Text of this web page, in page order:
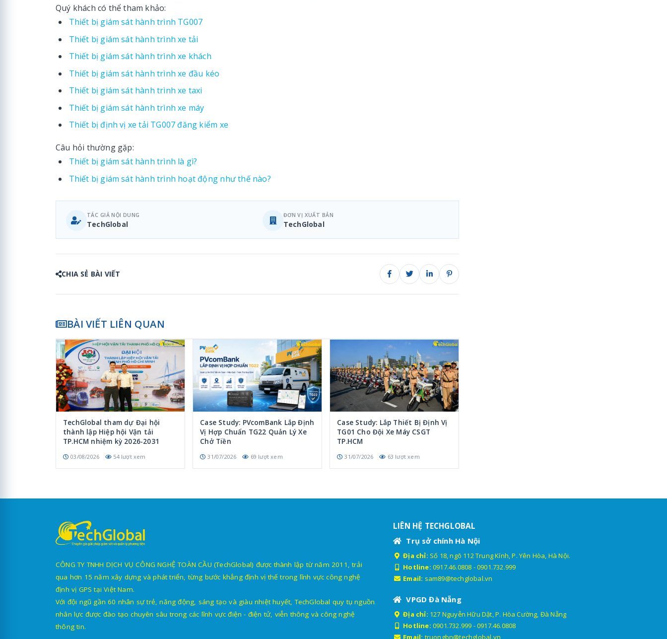
Quý khách có thể tham khảo:
Thiết bị giám sát hành trình TG007
Thiết bị giám sát hành trình xe tải
Thiết bị giám sát hành trình xe khách
Thiết bị giám sát hành trình xe đầu kéo
Thiết bị giám sát hành trình xe taxi
Thiết bị giám sát hành trình xe máy
Thiết bị định vị xe tải TG007 đăng kiểm xe
Câu hỏi thường gặp:
Thiết bị giám sát hành trình là gì?
Thiết bị giám sát hành trình hoạt động như thế nào?
TÁC GIẢ NỘI DUNG
TechGlobal
ĐƠN VỊ XUẤT BẢN
TechGlobal
CHIA SẺ BÀI VIẾT
BÀI VIẾT LIÊN QUAN
TechGlobal tham dự Đại hội
thành lập Hiệp hội Vận tải
TP.HCM nhiệm kỳ 2026-2031
03/08/2026 54 lượt xem
Case Study: PVcomBank Lắp Định
Vị Hợp Chuẩn TG22 Quản Lý Xe
Chở Tiền
31/07/2026 69 lượt xem
Case Study: Lắp Thiết Bị Định Vị
TG01 Cho Đội Xe Máy CSGT
TP.HCM
31/07/2026 63 lượt xem
CÔNG TY TNHH DỊCH VỤ CÔNG NGHỆ TOÀN CẦU (TechGlobal) được thành lập từ năm 2011, trải
qua hơn 15 năm xây dựng và phát triển, từng bước khẳng định vị thế trong lĩnh vực công nghệ
định vị GPS tại Việt Nam.
Với đội ngũ gần 60 nhân sự trẻ, năng động, sáng tạo và giàu nhiệt huyết, TechGlobal quy tụ nguồn
nhân lực được đào tạo chuyên sâu trong các lĩnh vực điện - điện tử, viễn thông và công nghệ
thông tin.
LIÊN HỆ TECHGLOBAL
Trụ sở chính Hà Nội
Địa chỉ: Số 18, ngõ 112 Trung Kính, P. Yên Hòa, Hà Nội.
Hotline: 0917.46.0808 -0901.732.999
Email: sam89@techglobal.vn
VPGD Đà Nẵng
Địa chỉ: 127 Nguyễn Hữu Dật, P. Hòa Cường, Đà Nẵng
Hotline: 0901.732.999 -0917.46.0808
Email: truongbn@techglobal.vn